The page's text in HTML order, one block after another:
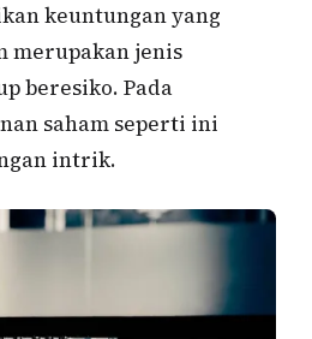
keuntungan yang
merupakan jenis
beresiko. Pada
saham seperti ini
intrik.